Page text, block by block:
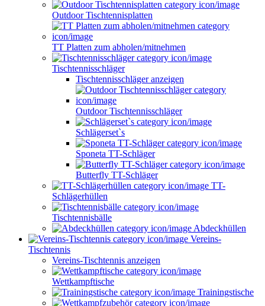
Outdoor Tischtennisplatten
TT Platten zum abholen/mitnehmen
Tischtennisschläger
Tischtennisschläger anzeigen
Outdoor Tischtennisschläger
Schlägerset`s
Sponeta TT-Schläger
Butterfly TT-Schläger
TT-
Schlägerhüllen
Tischtennisbälle
Abdeckhüllen
Vereins-
Tischtennis
Vereins-Tischtennis anzeigen
Wettkampftische
Trainingstische